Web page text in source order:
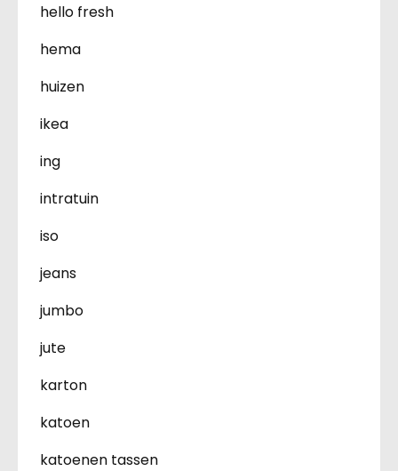
hello fresh
hema
huizen
ikea
ing
intratuin
iso
jeans
jumbo
jute
karton
katoen
katoenen tassen